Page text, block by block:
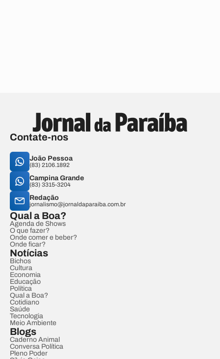
Contate-nos
João Pessoa
(83) 2106.1892
Campina Grande
(83) 3315-3204
Redação
jornalismo@jornaldaparaiba.com.br
Qual a Boa?
Agenda de Shows
O que fazer?
Onde comer e beber?
Onde ficar?
Notícias
Bichos
Cultura
Economia
Educação
Política
Qual a Boa?
Cotidiano
Saúde
Tecnologia
Meio Ambiente
Blogs
Caderno Animal
Conversa Política
Pleno Poder